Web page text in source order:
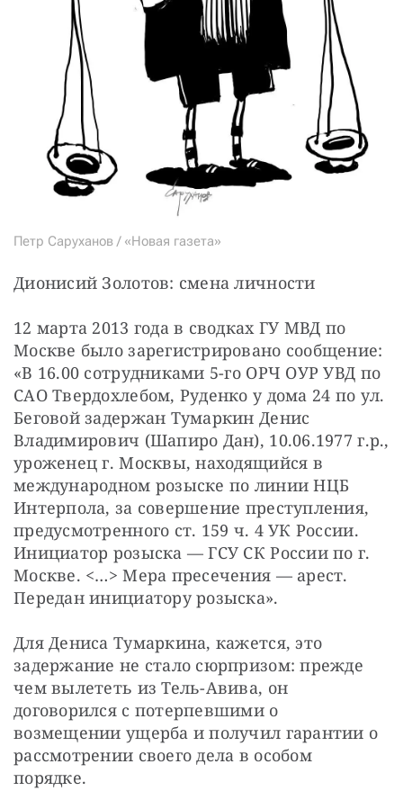
Петр Саруханов / «Новая газета»
Дионисий Золотов: смена личности
12 марта 2013 года в сводках ГУ МВД по
Москве было зарегистрировано сообщение:
«В 16.00 сотрудниками 5-го ОРЧ ОУР УВД по
САО Твердохлебом, Руденко у дома 24 по ул.
Беговой задержан Тумаркин Денис
Владимирович (Шапиро Дан), 10.06.1977 г.р.,
уроженец г. Москвы, находящийся в
международном розыске по линии НЦБ
Интерпола, за совершение преступления,
предусмотренного ст. 159 ч. 4 УК России.
Инициатор розыска — ГСУ СК России по г.
Москве. <…> Мера пресечения — арест.
Передан инициатору розыска».
Для Дениса Тумаркина, кажется, это
задержание не стало сюрпризом: прежде
чем вылететь из Тель-Авива, он
договорился с потерпевшими о
возмещении ущерба и получил гарантии о
рассмотрении своего дела в особом
порядке.